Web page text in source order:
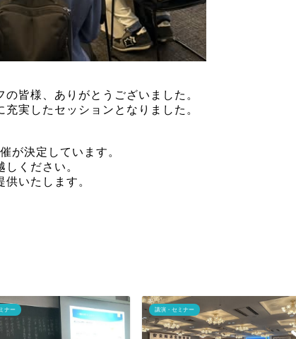
皆様、ありがとうございました。
実したセッションとなりました。
が決定しています。
ください。
いたします。
ナー 講演・セミナー